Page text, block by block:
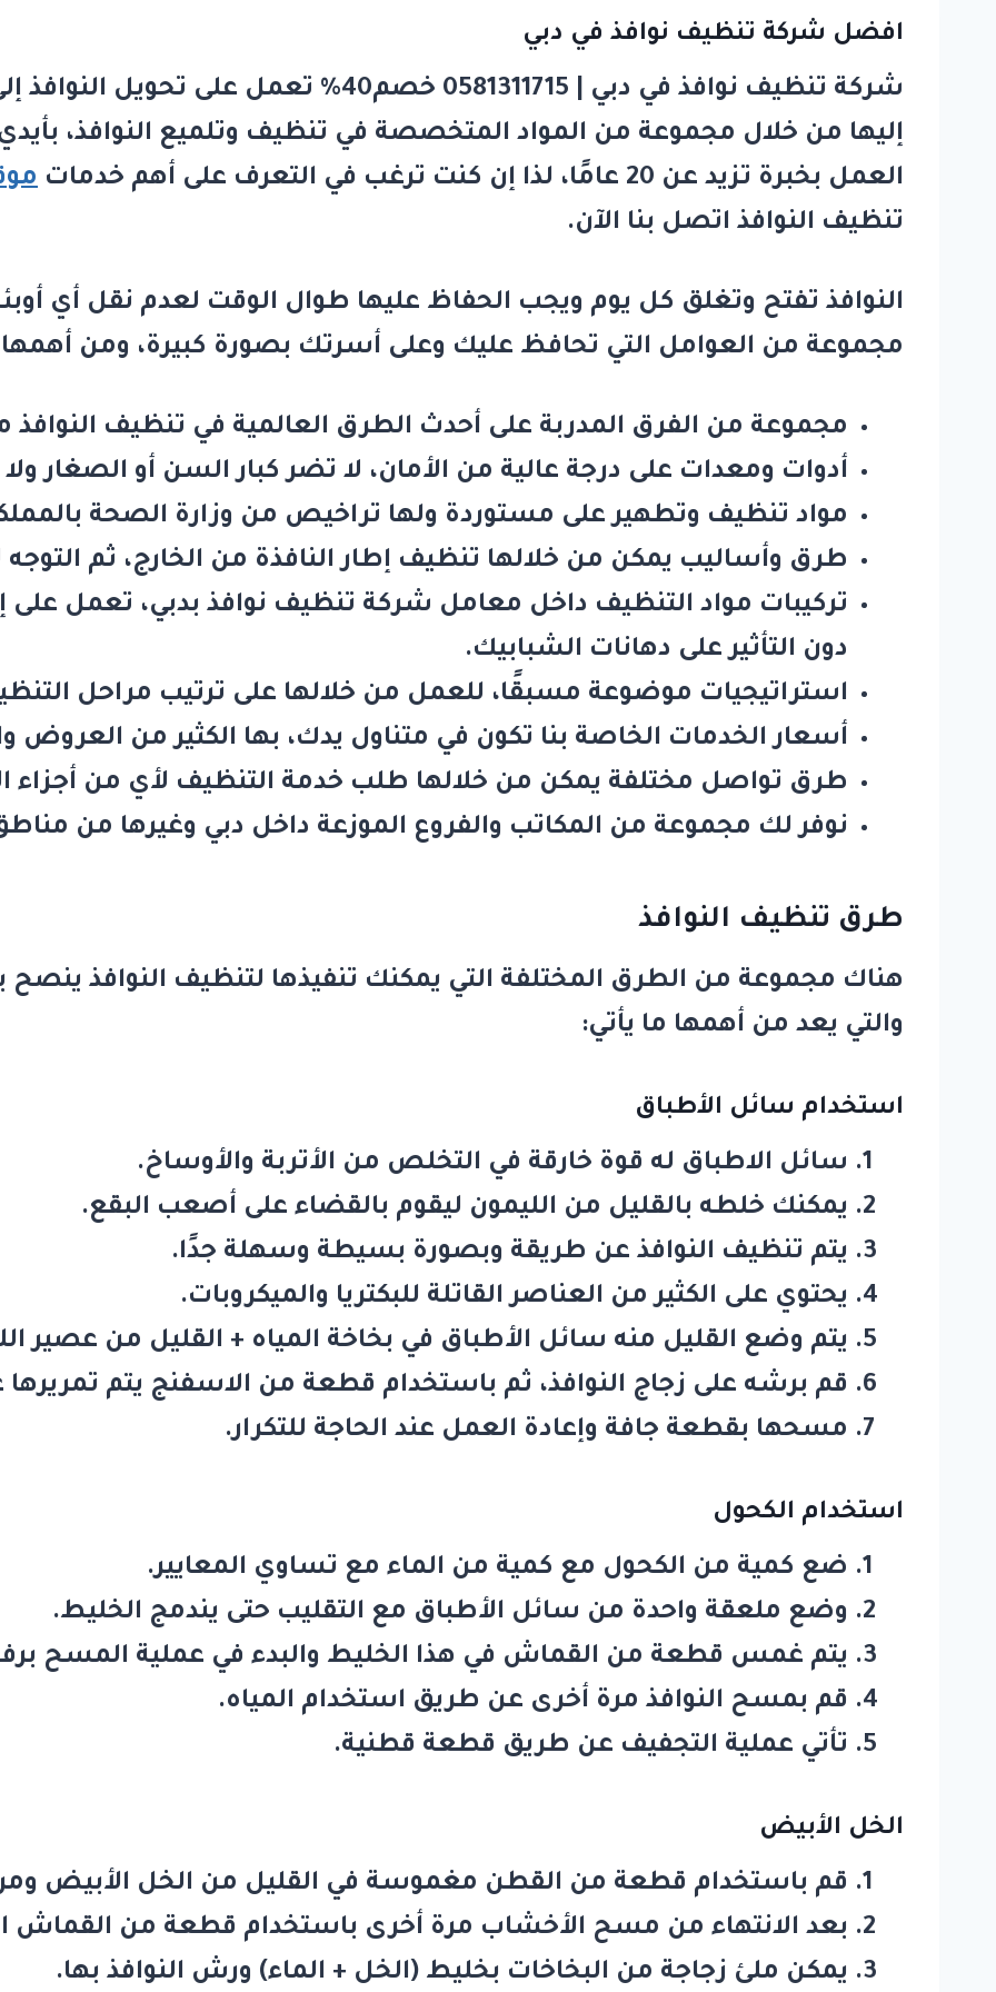
افضل شركة تنظيف نوافذ في دبي
شركة تنظيف نوافذ في دبي | 0581311715 خصم40%
تعمل على تحويل النوافذ
إليها من خلال مجموعة من المواد المتخصصة في تنظيف وتلميع النوافذ،
العمل بخبرة تزيد عن 20 عامًا، لذا إن كنت ترغب في التعرف على أهم خدمات
تنظيف النوافذ اتصل بنا الآن.
النوافذ تفتح وتغلق كل يوم ويجب الحفاظ عليها طوال الوقت لعدم نقل أي
مجموعة من العوامل التي تحافظ عليك وعلى أسرتك بصورة كبيرة، ومن أهمها
مجموعة من الفرق المدربة على أحدث الطرق العالمية في تنظيف
أدوات ومعدات على درجة عالية من الأمان، لا تضر كبار السن أو الصغار
مواد تنظيف وتطهير على مستوردة ولها تراخيص من وزارة الصحة
طرق وأساليب يمكن من خلالها تنظيف إطار النافذة من الخارج، ثم
تركيبات مواد التنظيف داخل معامل شركة تنظيف نوافذ بدبي، تعمل على
دون التأثير على دهانات الشبابيك.
استراتيجيات موضوعة مسبقًا، للعمل من خلالها على ترتيب مراحل
أسعار الخدمات الخاصة بنا تكون في متناول يدك، بها الكثير من العروض
طرق تواصل مختلفة يمكن من خلالها طلب خدمة التنظيف لأي من أجزاء
نوفر لك مجموعة من المكاتب والفروع الموزعة داخل دبي وغيرها من
طرق تنظيف النوافذ
هناك مجموعة من الطرق المختلفة التي يمكنك تنفيذها لتنظيف النوافذ ينصح
والتي يعد من أهمها ما يأتي:
استخدام سائل الأطباق
سائل الاطباق له قوة خارقة في التخلص من الأتربة والأوساخ.
يمكنك خلطه بالقليل من الليمون ليقوم بالقضاء على أصعب البقع.
يتم تنظيف النوافذ عن طريقة وبصورة بسيطة وسهلة جدًا.
يحتوي على الكثير من العناصر القاتلة للبكتريا والميكروبات.
يتم وضع القليل منه سائل الأطباق في بخاخة المياه + القليل من عصير
قم برشه على زجاج النوافذ، ثم باستخدام قطعة من الاسفنج يتم تمريرها
مسحها بقطعة جافة وإعادة العمل عند الحاجة للتكرار.
استخدام الكحول
ضع كمية من الكحول مع كمية من الماء مع تساوي المعايير.
وضع ملعقة واحدة من سائل الأطباق مع التقليب حتى يندمج الخليط.
يتم غمس قطعة من القماش في هذا الخليط والبدء في عملية المسح
قم بمسح النوافذ مرة أخرى عن طريق استخدام المياه.
تأتي عملية التجفيف عن طريق قطعة قطنية.
الخل الأبيض
قم باستخدام قطعة من القطن مغموسة في القليل من الخل الأبيض
بعد الانتهاء من مسح الأخشاب مرة أخرى باستخدام قطعة من القماش
يمكن ملئ زجاجة من البخاخات بخليط (الخل + الماء) ورش النوافذ بها.